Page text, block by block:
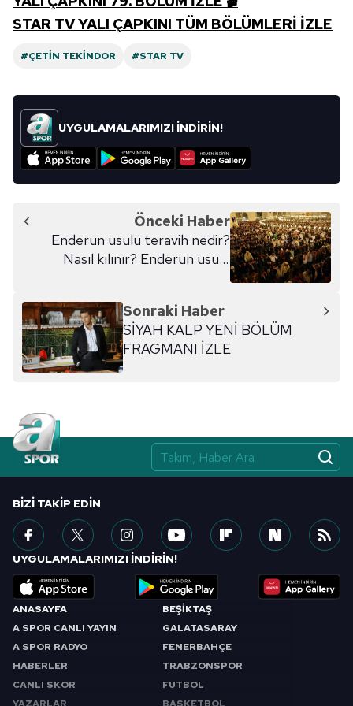
almak için lütfentıklayınız.
STAR TV YALI ÇAPKINI TÜM BÖLÜMLERİ İZLE
#ÇETIN TEKINDOR #STAR TV
UYGULAMALARIMIZI İNDİRİN!
Önceki Haber
Enderun usulü teravih nedir?
Nasıl kılınır? Enderun usulü
Sonraki Haber
SİYAH KALP YENİ BÖLÜM
FRAGMANI İZLE
ANASAYFA
A SPOR CANLI YAYIN
A SPOR RADYO
HABERLER
CANLI SKOR
BEŞİKTAŞ
GALATASARAY
FENERBAHÇE
TRABZONSPOR
FUTBOL
BIZI TAKIP EDIN
UYGULAMALARIMIZI İNDİRİN!